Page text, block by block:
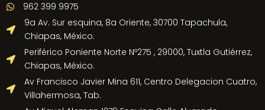
 962 399 9975

9a Av. Sur esquina, 8a Oriente, 30700 Tapachula,
Chiapas, México.

Periférico Poniente Norte Nº275 , 29000, Tuxtla Gutiérrez,
Chiapas, México.

Av Francisco Javier Mina 611, Centro Delegacion Cuatro,
Villahermosa, Tab.